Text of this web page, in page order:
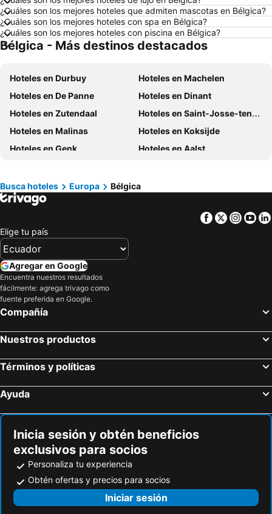
Hoteles en Ambato
Hoteles en Cojimies
Hoteles en Lisboa
Hoteles en Zorritos
Hoteles en Oporto
Hoteles en Punta Cana
Hoteles en Curazao
Hoteles en Guatemala
Hoteles en Santa Cruz
Hoteles en Colombia
Hoteles en Campania
Hoteles en Manabí
Hoteles en Italia
Hoteles en Noruega
Hoteles en Tailandia
Hoteles en Nueva Jersey
Hoteles en Tumbes
Hoteles en Orellana
Hoteles en San Cristóbal
¿Cuáles son los mejores hoteles que admiten mascotas en Bélgica?
¿Cuáles son los mejores hoteles con spa en Bélgica?
¿Cuáles son los mejores hoteles con piscina en Bélgica?
Bélgica - Más destinos destacados
Hoteles en Durbuy
Hoteles en Machelen
Hoteles en De Panne
Hoteles en Dinant
Hoteles en Zutendaal
Hoteles en Saint-Josse-ten-Noode
Hoteles en Malinas
Hoteles en Koksijde
Hoteles en Genk
Hoteles en Aalst
Hoteles en Ciney
Hoteles en Charleroi
Hoteles en Ath
Hoteles en Lummen
Hoteles en Lommel
Hoteles en Hasselt
Hoteles en Kasterlee
Hoteles en Damme
Hoteles en Grimbergen
Hoteles en Wetteren
Hoteles en Ronse
Hoteles en Zeebrugge
Hoteles en Spa
Hoteles en Marche-en-Famenne
Hoteles en Namur
Busca hoteles Europa Bélgica
Facebook
Twitter
Elige tu país
Agregar en Google
Encuentra nuestros resultados
fácilmente: agrega trivago como
fuente preferida en Google.
Compañía
Nuestros productos
Términos y políticas
Ayuda
Inicia sesión y obtén beneficios
exclusivos para socios
Personaliza tu experiencia
Obtén ofertas y precios para socios
Iniciar sesión